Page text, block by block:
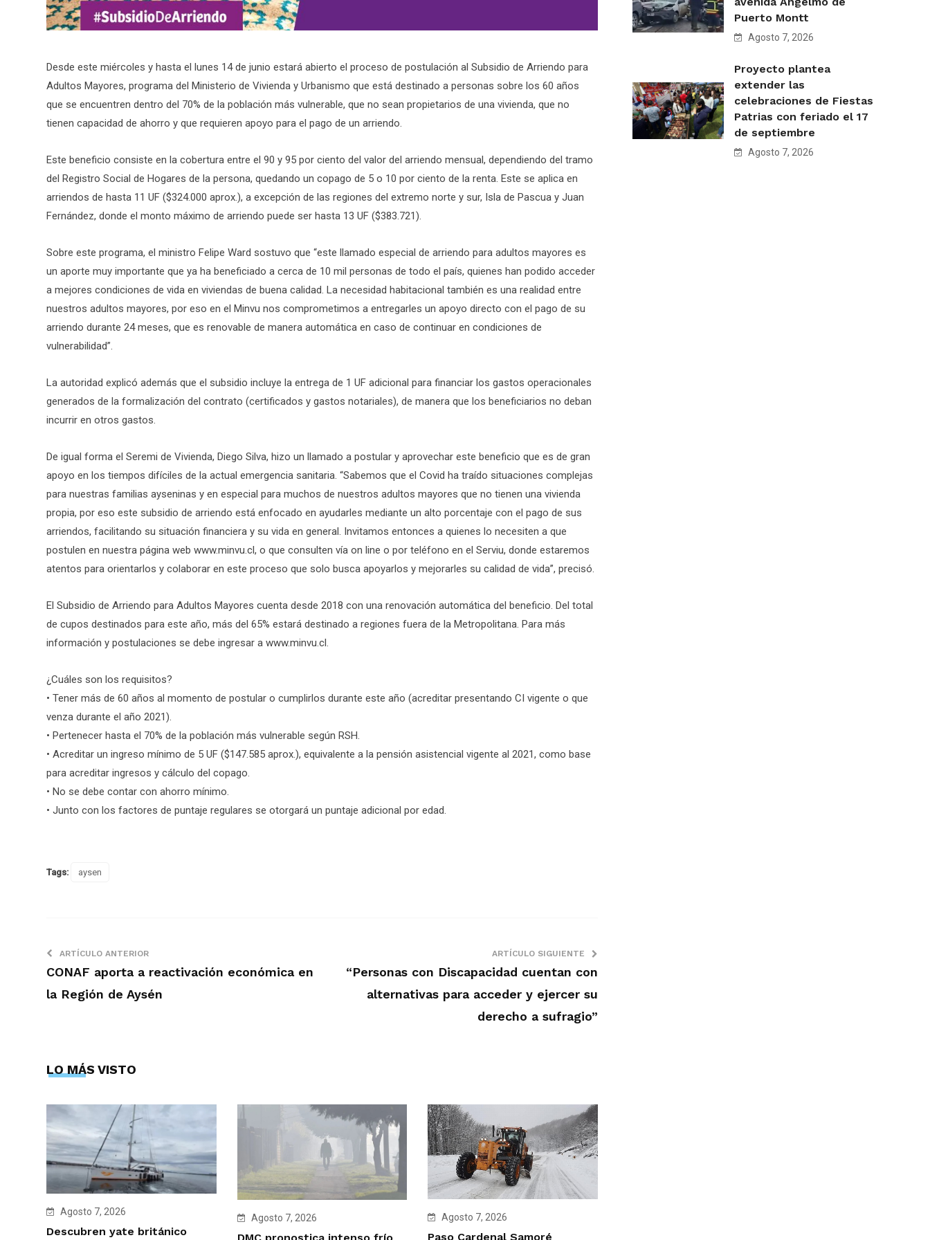
Desde este miércoles y hasta el lunes 14 de junio estará abierto el proceso de postulación al Subsidio de Arriendo para
Adultos Mayores, programa del Ministerio de Vivienda y Urbanismo que está destinado a personas sobre los 60 años
que se encuentren dentro del 70% de la población más vulnerable, que no sean propietarios de una vivienda, que no
tienen capacidad de ahorro y que requieren apoyo para el pago de un arriendo.
Este beneficio consiste en la cobertura entre el 90 y 95 por ciento del valor del arriendo mensual, dependiendo del tramo
del Registro Social de Hogares de la persona, quedando un copago de 5 o 10 por ciento de la renta. Este se aplica en
arriendos de hasta 11 UF ($324.000 aprox.), a excepción de las regiones del extremo norte y sur, Isla de Pascua y Juan
Fernández, donde el monto máximo de arriendo puede ser hasta 13 UF ($383.721).
Sobre este programa, el ministro Felipe Ward sostuvo que “este llamado especial de arriendo para adultos mayores es
un aporte muy importante que ya ha beneficiado a cerca de 10 mil personas de todo el país, quienes han podido acceder
a mejores condiciones de vida en viviendas de buena calidad. La necesidad habitacional también es una realidad entre
nuestros adultos mayores, por eso en el Minvu nos comprometimos a entregarles un apoyo directo con el pago de su
arriendo durante 24 meses, que es renovable de manera automática en caso de continuar en condiciones de
vulnerabilidad”.
La autoridad explicó además que el subsidio incluye la entrega de 1 UF adicional para financiar los gastos operacionales
generados de la formalización del contrato (certificados y gastos notariales), de manera que los beneficiarios no deban
incurrir en otros gastos.
De igual forma el Seremi de Vivienda, Diego Silva, hizo un llamado a postular y aprovechar este beneficio que es de gran
apoyo en los tiempos difíciles de la actual emergencia sanitaria. “Sabemos que el Covid ha traído situaciones complejas
para nuestras familias ayseninas y en especial para muchos de nuestros adultos mayores que no tienen una vivienda
propia, por eso este subsidio de arriendo está enfocado en ayudarles mediante un alto porcentaje con el pago de sus
arriendos, facilitando su situación financiera y su vida en general. Invitamos entonces a quienes lo necesiten a que
postulen en nuestra página web www.minvu.cl, o que consulten vía on line o por teléfono en el Serviu, donde estaremos
atentos para orientarlos y colaborar en este proceso que solo busca apoyarlos y mejorarles su calidad de vida”, precisó.
El Subsidio de Arriendo para Adultos Mayores cuenta desde 2018 con una renovación automática del beneficio. Del total
de cupos destinados para este año, más del 65% estará destinado a regiones fuera de la Metropolitana. Para más
información y postulaciones se debe ingresar a www.minvu.cl.
¿Cuáles son los requisitos?
• Tener más de 60 años al momento de postular o cumplirlos durante este año (acreditar presentando CI vigente o que
venza durante el año 2021).
• Pertenecer hasta el 70% de la población más vulnerable según RSH.
• Acreditar un ingreso mínimo de 5 UF ($147.585 aprox.), equivalente a la pensión asistencial vigente al 2021, como base
para acreditar ingresos y cálculo del copago.
• No se debe contar con ahorro mínimo.
• Junto con los factores de puntaje regulares se otorgará un puntaje adicional por edad.
Tags: aysen
ARTÍCULO ANTERIOR
CONAF aporta a reactivación económica en
la Región de Aysén
ARTÍCULO SIGUIENTE
“Personas con Discapacidad cuentan con
alternativas para acceder y ejercer su
derecho a sufragio”
LO MÁS VISTO
Agosto 7, 2026
Descubren yate británico
Agosto 7, 2026 Agosto 7, 2026
Paso Cardenal Samoré
Puerto Montt
Agosto 7, 2026
Proyecto plantea
extender las
celebraciones de Fiestas
Patrias con feriado el 17
de septiembre
Agosto 7, 2026